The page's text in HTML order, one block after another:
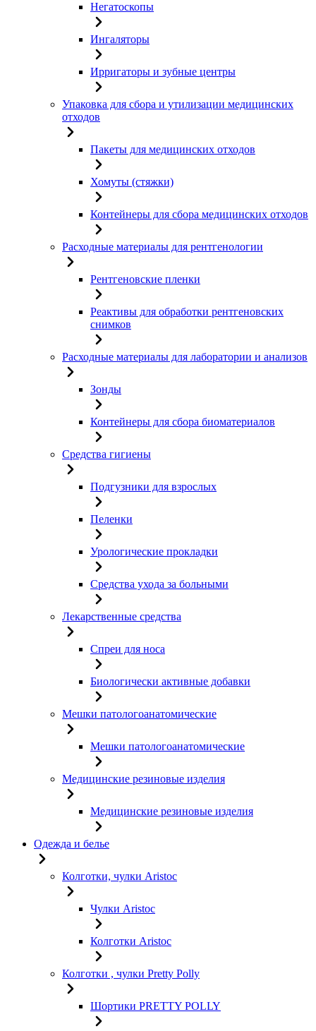
Негатоскопы
Ингаляторы
Ирригаторы и зубные центры
Упаковка для сбора и утилизации медицинских
отходов
Пакеты для медицинских отходов
Хомуты (стяжки)
Контейнеры для сбора медицинских отходов
Расходные материалы для рентгенологии
Рентгеновские пленки
Реактивы для обработки рентгеновских
снимков
Расходные материалы для лаборатории и анализов
Зонды
Контейнеры для сбора биоматериалов
Средства гигиены
Подгузники для взрослых
Пеленки
Урологические прокладки
Средства ухода за больными
Лекарственные средства
Спреи для носа
Биологически активные добавки
Мешки патологоанатомические
Мешки патологоанатомические
Медицинские резиновые изделия
Медицинские резиновые изделия
Одежда и белье
Колготки, чулки Aristoc
Чулки Aristoc
Колготки Aristoc
Колготки , чулки Pretty Polly
Шортики PRETTY POLLY